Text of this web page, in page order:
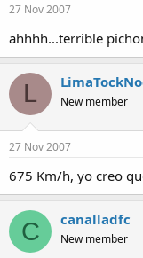
27 Nov 2007
ahhhh...terrible
L New member
27 Nov 2007
675 Km/h, yo creo
C canalladfc
New member